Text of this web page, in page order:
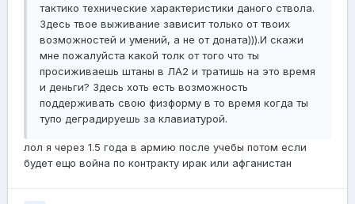
тактико технические характеристики даного ствола.
Здесь твое выживание зависит только от твоих
возможностей и умений, а не от доната))).И скажи
мне пожалуйста какой толк от того что ты
просиживаешь штаны в ЛА2 и тратишь на это время
и деньги? Здесь хоть есть возможность
поддерживать свою физформу в то время когда ты
тупо деградируешь за клавиатурой.
лол я через 1.5 года в армию после учебы потом если
будет ещо война по контракту ирак или афганистан